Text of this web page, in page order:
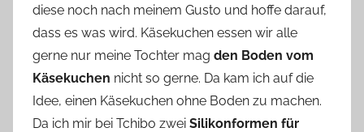
o
n
n
e
diese noch nach meinem Gusto und hoffe darauf,
dass es was wird. Käsekuchen essen wir alle
gerne nur meine Tochter mag den Boden vom
Käsekuchen nicht so gerne. Da kam ich auf die
Idee, einen Käsekuchen ohne Boden zu machen.
Da ich mir bei Tchibo zwei Silikonformen für